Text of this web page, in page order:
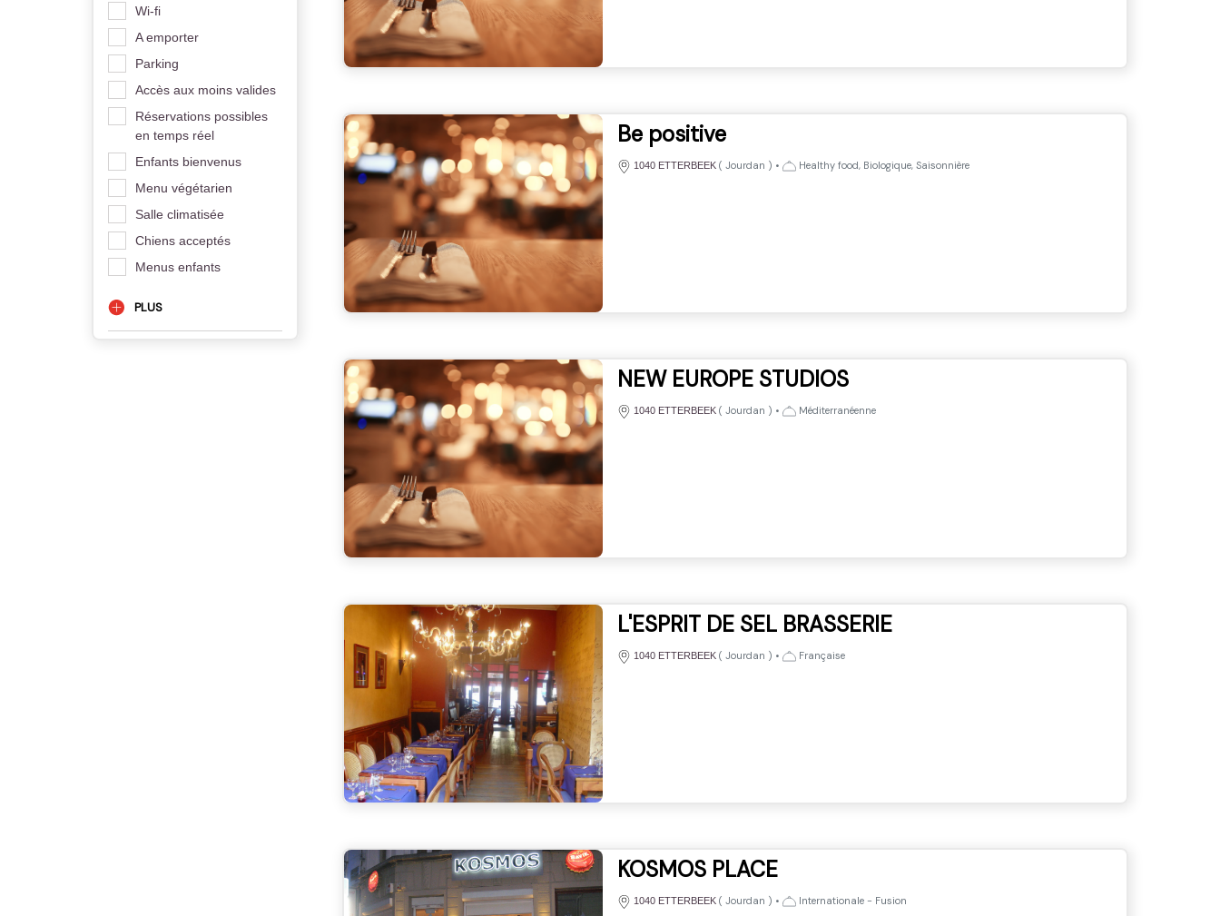
Wi-fi
A emporter
Parking
Accès aux moins valides
Réservations possibles
en temps réel
Enfants bienvenus
Menu végétarien
Salle climatisée
Chiens acceptés
Menus enfants
PLUS
Be positive
1040 ETTERBEEK ( Jourdan ) • Healthy food, Biologique, Saisonnière
NEW EUROPE STUDIOS
1040 ETTERBEEK ( Jourdan ) • Méditerranéenne
L'ESPRIT DE SEL BRASSERIE
1040 ETTERBEEK ( Jourdan ) • Française
KOSMOS PLACE
1040 ETTERBEEK ( Jourdan ) • Internationale - Fusion